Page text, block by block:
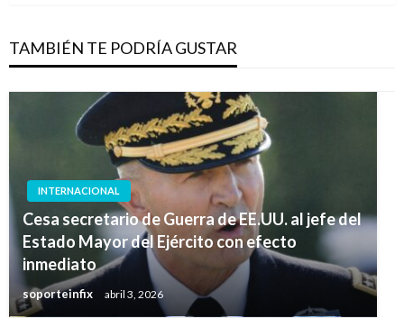
TAMBIÉN TE PODRÍA GUSTAR
INTERNACIONAL
Cesa secretario de Guerra de EE.UU. al jefe del
Estado Mayor del Ejército con efecto
inmediato
soporteinfix abril 3, 2026